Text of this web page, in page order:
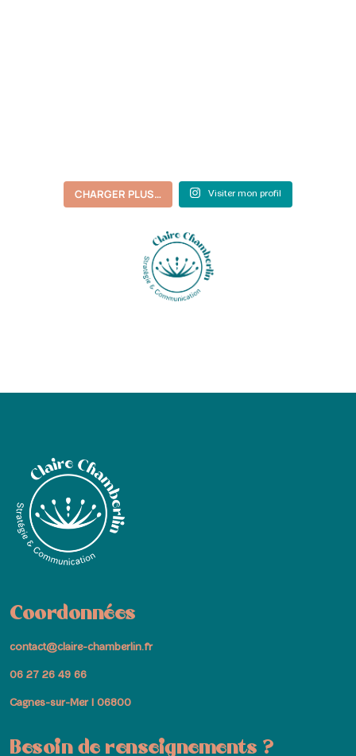
CHARGER PLUS… Visiter mon profil
Coordonnées
contact@claire-chamberlin.fr
06 27 26 49 66
Cagnes-sur-Mer I 06800
Besoin de renseignements ?